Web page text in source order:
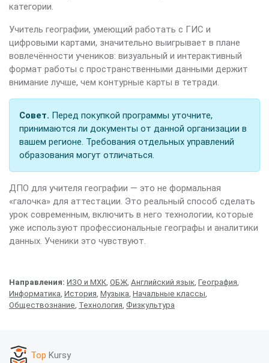
категории.
Учитель географии, умеющий работать с ГИС и
цифровыми картами, значительно выигрывает в плане
вовлечённости учеников: визуальный и интерактивный
формат работы с пространственными данными держит
внимание лучше, чем контурные карты в тетради.
Совет. Перед покупкой программы уточните,
принимаются ли документы от данной организации в
вашем регионе. Требования отдельных управлений
образования могут отличаться.
ДПО для учителя географии — это не формальная
«галочка» для аттестации. Это реальный способ сделать
урок современным, включить в него технологии, которые
уже используют профессиональные географы и аналитики
данных. Ученики это чувствуют.
Направления: ИЗО и МХК, ОБЖ, Английский язык, География,
Информатика, История, Музыка, Начальные классы,
Обществознание, Технология, Физкультура
Top Kursy